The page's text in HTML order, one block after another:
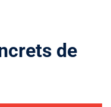
de